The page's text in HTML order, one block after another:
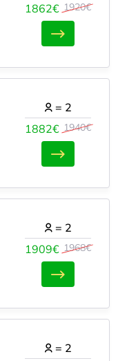
1862€ 1920€
1882€ 1940€
= 2
1909€ 1968€
= 2
= 2